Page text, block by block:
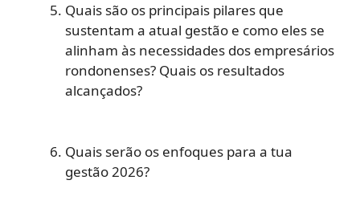
Quais são os principais pilares que
sustentam a atual gestão e como eles se
alinham às necessidades dos empresários
rondonenses? Quais os resultados
alcançados?
Quais serão os enfoques para a tua
gestão 2026?